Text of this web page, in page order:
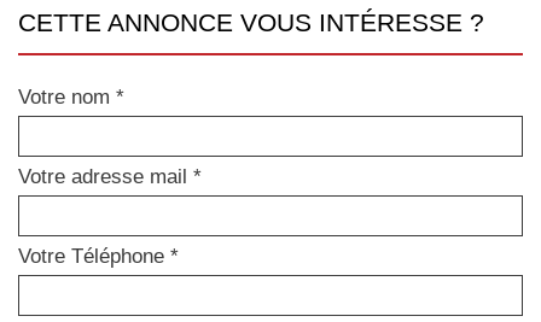
CETTE ANNONCE VOUS INTÉRESSE ?
Votre nom *
Votre adresse mail *
Votre Téléphone *